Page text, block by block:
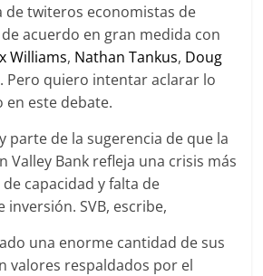
de twiteros economistas de
acuerdo en gran medida con
Williams, Nathan Tankus, Doug
Pero quiero intentar aclarar lo
en este debate.
parte de la sugerencia de que la
Valley Bank refleja una crisis más
capacidad y falta de
SVB, escribe,
una enorme cantidad de sus
valores respaldados por el